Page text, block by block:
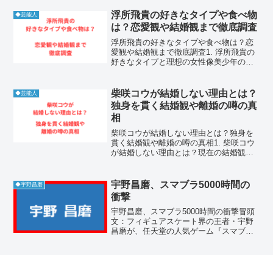
◆芸能人
浮所飛貴の好きなタイプや食べ物
は？恋愛観や結婚観まで徹底調査
浮所飛貴の好きなタイプや食べ物は？恋
愛観や結婚観まで徹底調査1. 浮所飛貴の
好きなタイプと理想の女性像美少年のメ
タイプについても詳しく語っています。
彼は非常に社交的でエ...
◆芸能人
柴咲コウが結婚しない理由とは？
独身を貫く結婚観や離婚の噂の真
相
柴咲コウが結婚しない理由とは？独身を
貫く結婚観や離婚の噂の真相1. 柴咲コウ
が結婚しない理由とは？現在の結婚観と
えず、個人の自由と精神的な自立を最優
先にしているためです...
◆宇野昌磨
宇野昌磨、スマブラ5000時間の
衝撃
宇野昌磨、スマブラ5000時間の衝撃冒頭
文：フィギュアスケート界の王者・宇野
昌磨が、任天堂の人気ゲーム『スマブラ